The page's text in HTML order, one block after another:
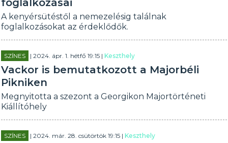
foglalkozásai
A kenyérsütéstől a nemezelésig találnak
foglalkozásokat az érdeklődők.
SZÍNES | 2024. ápr. 1. hétfő 19:15 |Keszthely
Vackor is bemutatkozott a Majorbéli
Pikniken
Megnyitotta a szezont a Georgikon Majortörténeti
Kiállítóhely
SZÍNES | 2024. már. 28. csütörtök 19:15 |Keszthely